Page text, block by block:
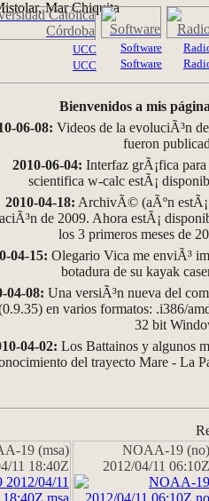
UCC
UCC
Software
Software
Bienvenidos a mis
06-08: Videos de la evoluciÃ³n
fueron
2010-06-04: Interfaz grÃ¡fica
scientifica w-calc estÃ¡
2010-04-18: ArchivÃ© (aÃºn
de 2009. Ahora estÃ¡
los 3 primeros meses de
04-15: Olegario Vica me enviÃ³
botadura de su kayak
04-08: Una versiÃ³n nueva del
en varios formatos: .i386/
32 bit
04-02: Los Battainos y algunos
del trayecto Mare - La
19 (msa)
11 18:40Z
NOAA-19 (no)
2012/04/11 06:10Z